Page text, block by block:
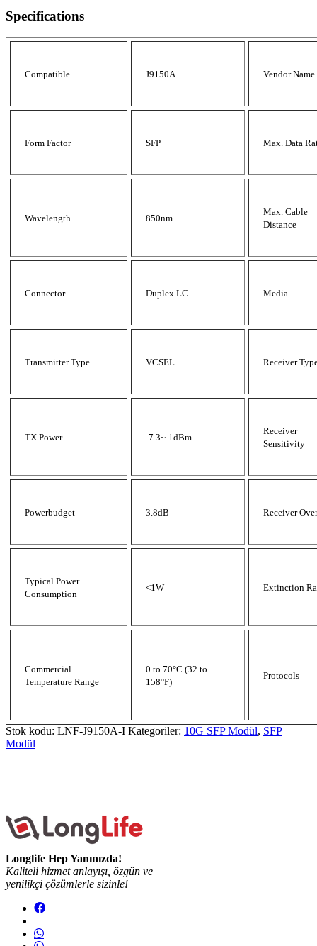
Specifications
Compatible J9150A Vendor Name
Form Factor SFP+ Max. Data
Wavelength 850nm
Max. Cable
Distance
Connector Duplex LC Media
Transmitter Type VCSEL Receiver
TX Power -7.3~-1dBm
Receiver
Sensitivity
Powerbudget 3.8dB Receiver
Typical Power
Consumption
<1W Extinction
Commercial
Temperature Range
0 to 70°C (32 to
158°F)
Protocols
Stok kodu: LNF-J9150A-I Kategoriler: 10G SFP Modül, SFP
Modül
Longlife Hep Yanınızda!
Kaliteli hizmet anlayışı, özgün ve
yenilikçi çözümlerle sizinle!